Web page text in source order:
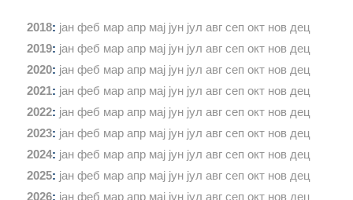
2018: јан феб мар апр мај јун јул авг сеп окт нов дец
2019: јан феб мар апр мај јун јул авг сеп окт нов дец
2020: јан феб мар апр мај јун јул авг сеп окт нов дец
2021: јан феб мар апр мај јун јул авг сеп окт нов дец
2022: јан феб мар апр мај јун јул авг сеп окт нов дец
2023: јан феб мар апр мај јун јул авг сеп окт нов дец
2024: јан феб мар апр мај јун јул авг сеп окт нов дец
2025: јан феб мар апр мај јун јул авг сеп окт нов дец
2026: јан феб мар апр мај јун јул авг сеп окт нов дец